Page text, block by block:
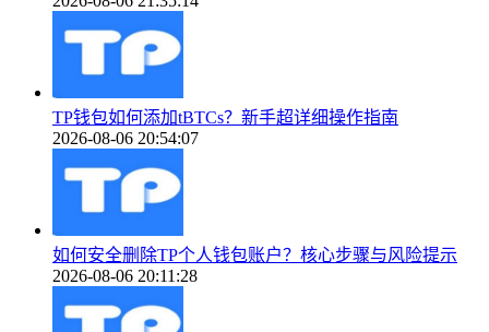
TP钱包如何添加tBTCs？新手超详细操作指南
2026-08-06 20:54:07
如何安全删除TP个人钱包账户？核心步骤与风险提示
2026-08-06 20:11:28